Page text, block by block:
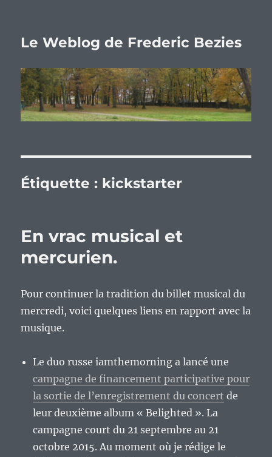
Le Weblog de Frederic Bezies
Étiquette : kickstarter
En vrac musical et
mercurien.
Pour continuer la tradition du billet musical du
mercredi, voici quelques liens en rapport avec la
musique.
Le duo russe iamthemorning a lancé une
campagne de financement participative pour
la sortie de l’enregistrement du concert de
leur deuxième album « Belighted ». La
campagne court du 21 septembre au 21
octobre 2015. Au moment où je rédige le